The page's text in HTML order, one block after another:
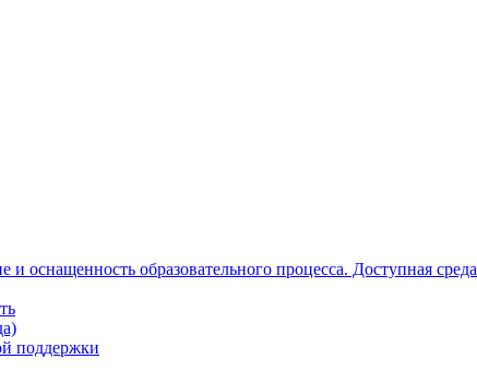
и оснащенность образовательного процесса. Доступная среда
поддержки